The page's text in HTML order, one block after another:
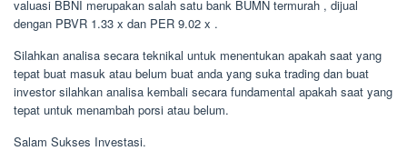
valuasi BBNI merupakan salah satu bank BUMN termurah , dijual
dengan PBVR 1.33 x dan PER 9.02 x .
Silahkan analisa secara teknikal untuk menentukan apakah saat yang
tepat buat masuk atau belum buat anda yang suka trading dan buat
investor silahkan analisa kembali secara fundamental apakah saat yang
tepat untuk menambah porsi atau belum.
Salam Sukses Investasi.